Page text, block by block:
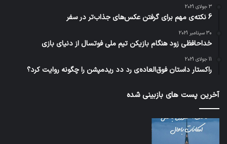
3 جولای 2021
6 نکته‌ی مهم برای گرفتن عکس‌های جذاب‌تر در سفر
30 سپتامبر 2021
خداحافظی زود هنگام بازیکن تیم ملی فوتسال از دنیای بازی
11 جولای 2021
راکستار داستان فوق‌العاده‌ی رد دد ریدمپشن را چگونه روایت کرد؟
آخرین پست های بازبینی شده